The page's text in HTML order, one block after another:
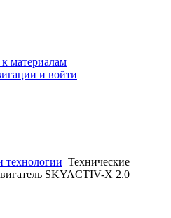
материалам
и войти
технологии Технические
SKYACTIV-X 2.0